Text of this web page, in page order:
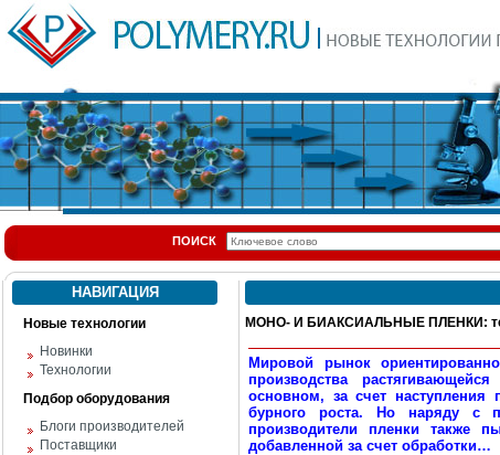
ПОИСК
НАВИГАЦИЯ
Новые технологии
Новинки
Технологии
Подбор оборудования
Блоги производителей
Поставщики
МОНО- И БИАКСИАЛЬНЫЕ ПЛЕНКИ:
Мировой рынок
производства
основном, за счет наступления
бурного роста. Но наряду с
производители пленки также
добавленной за счет обработки…